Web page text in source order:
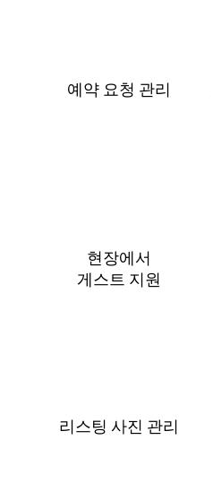
예약 요청 관리
현장에서
게⁠스⁠트 지⁠원
리스팅 사진 관리